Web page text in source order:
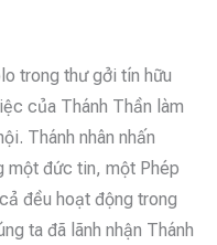
trong thư gởi tín hữu
của Thánh Thần làm
Thánh nhân nhấn
một đức tin, một Phép
đều hoạt động trong
ta đã lãnh nhận Thánh